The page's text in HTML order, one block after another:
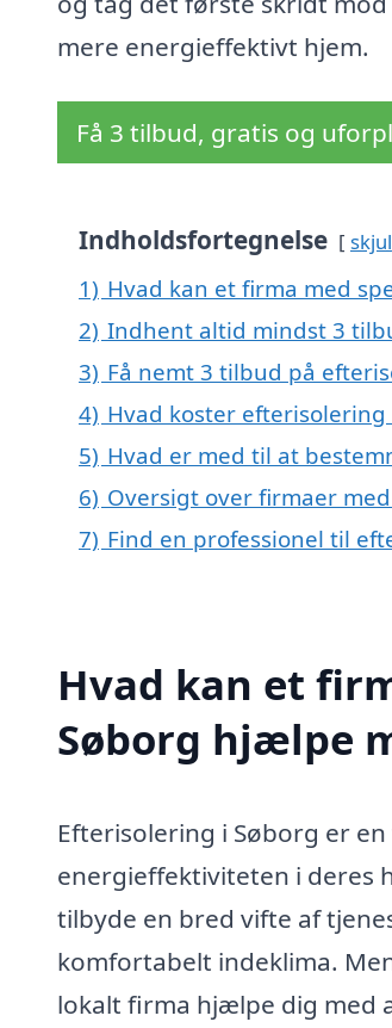
mere energieffektivt hjem.
Få 3 tilbud, gratis og
Indholdsfortegnelse skjul
1) Hvad kan et firma med
2) Indhent altid mindst 3
3) Få nemt 3 tilbud på
4) Hvad koster efterisolering
5) Hvad er med til at
6) Oversigt over firmaer
7) Find en professionel til
Hvad kan et
Søborg hjælpe
Efterisolering i Søborg er
energieffektiviteten i deres
tilbyde en bred vifte af
komfortabelt indeklima.
lokalt firma hjælpe dig med